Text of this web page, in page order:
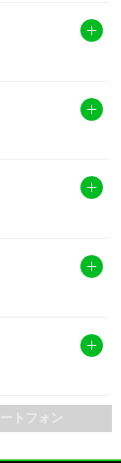
トフォン